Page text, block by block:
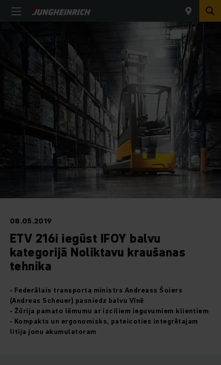
08.05.2019
ETV 216i iegūst IFOY balvu
kategorijā Noliktavu kraušanas
tehnika
• Federālais transporta ministrs Andreass Šoiers
(Andreas Scheuer) pasniedz balvu Vīnē
• Žūrija pamato lēmumu ar izciliem ieguvumiem klientiem
• Kompakts un ergonomisks, pateicoties integrētajam
litija jonu akumulatoram